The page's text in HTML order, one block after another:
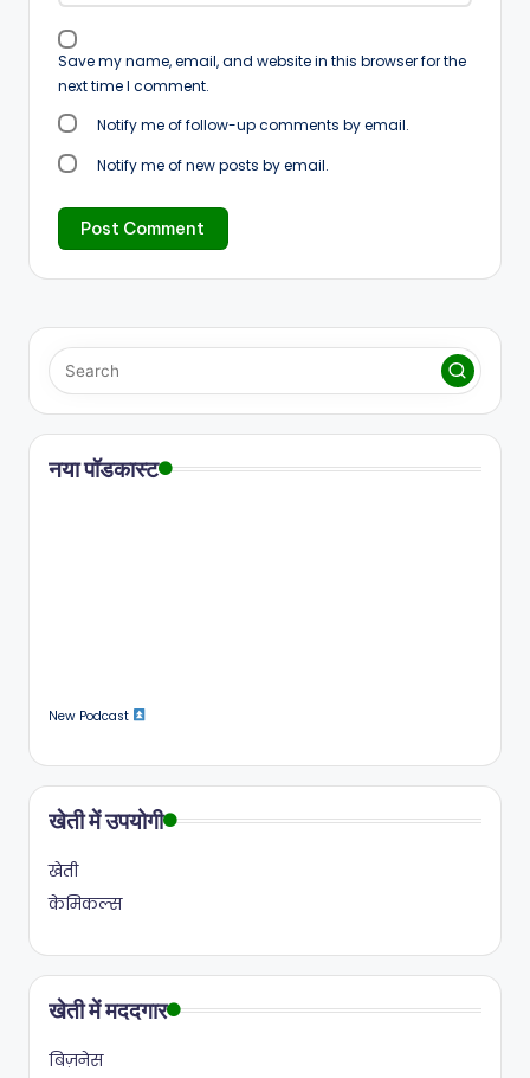
Save my name, email, and website in this browser for the
next time I comment.
Notify me of follow-up comments by email.
Notify me of new posts by email.
नया पॉडकास्ट
New Podcast
खेती में उपयोगी
खेती
केमिकल्स
खेती में मददगार
बिज़नेस